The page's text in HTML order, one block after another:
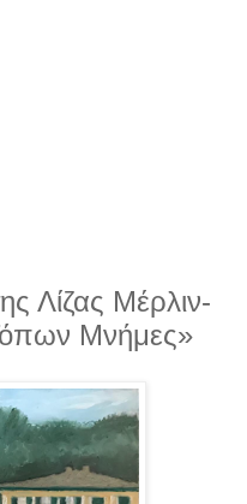
Λίζας Μέρλιν-
Μνήμες»